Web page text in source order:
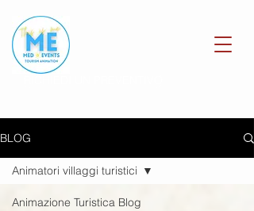
BLOG
Animazione Turistica Blog
Animatori villaggi turistici